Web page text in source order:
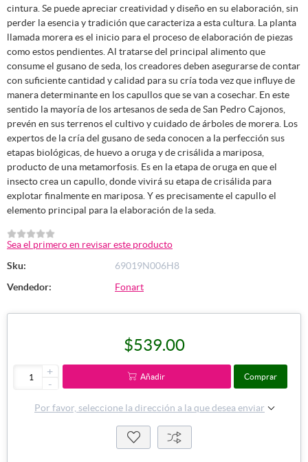
cintura. Se puede apreciar creatividad y diseño en su elaboración, sin
perder la esencia y tradición que caracteriza a esta cultura. La planta
llamada morera es el inicio para el proceso de elaboración de piezas
como estos pendientes. Al tratarse del principal alimento que
consume el gusano de seda, los creadores deben asegurarse de contar
con suficiente cantidad y calidad para su cría toda vez que influye de
manera determinante en los capullos que se van a cosechar. En este
sentido la mayoría de los artesanos de seda de San Pedro Cajonos,
prevén en sus terrenos el cultivo y cuidado de árboles de morera. Los
expertos de la cría del gusano de seda conocen a la perfección sus
etapas biológicas, de huevo a oruga y de crisálida a mariposa,
producto de una metamorfosis. Es en la etapa de oruga en que el
insecto crea un capullo, donde vivirá su etapa de crisálida para
explotar finalmente en mariposa. Y es precisamente el capullo el
elemento principal para la elaboración de la seda.
Sea el primero en revisar este producto
Sku:
69019N006H8
Vendedor:
Fonart
$539.00
+
-
Añadir Comprar
Por favor, seleccione la dirección a la que desea enviar